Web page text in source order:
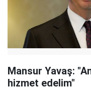
Mansur Yavaş:
hizmet edelim"